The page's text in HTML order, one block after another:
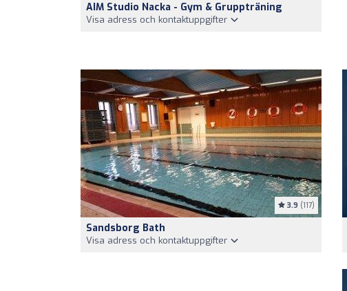
AIM Studio Nacka - Gym & Gruppträning
Visa adress och kontaktuppgifter
3.9 (117)
Sandsborg Bath
Visa adress och kontaktuppgifter